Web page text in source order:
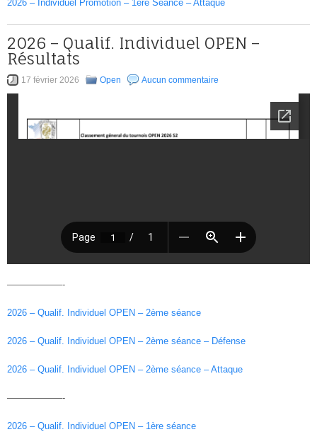
2026 – Individuel Promotion – 1ère Séance – Attaque
2026 – Qualif. Individuel OPEN –
Résultats
17 février 2026 Open Aucun commentaire
——————-
2026 – Qualif. Individuel OPEN – 2ème séance
2026 – Qualif. Individuel OPEN – 2ème séance – Défense
2026 – Qualif. Individuel OPEN – 2ème séance – Attaque
——————-
2026 – Qualif. Individuel OPEN – 1ère séance